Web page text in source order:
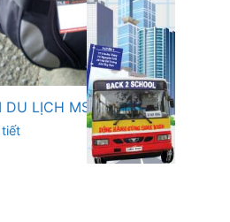
DU LỊCH MS: TN 7003
Liên hệ